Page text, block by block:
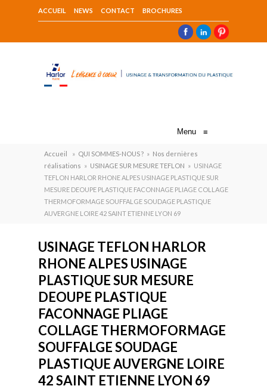
ACCUEIL NEWS CONTACT BROCHURES
Menu ≡
Accueil » QUI SOMMES-NOUS ? » Nos dernières
réalisations » USINAGE SUR MESURE TEFLON » USINAGE
TEFLON HARLOR RHONE ALPES USINAGE PLASTIQUE SUR
MESURE DEOUPE PLASTIQUE FACONNAGE PLIAGE COLLAGE
THERMOFORMAGE SOUFFALGE SOUDAGE PLASTIQUE
AUVERGNE LOIRE 42 SAINT ETIENNE LYON 69
USINAGE TEFLON HARLOR
RHONE ALPES USINAGE
PLASTIQUE SUR MESURE
DEOUPE PLASTIQUE
FACONNAGE PLIAGE
COLLAGE THERMOFORMAGE
SOUFFALGE SOUDAGE
PLASTIQUE AUVERGNE LOIRE
42 SAINT ETIENNE LYON 69